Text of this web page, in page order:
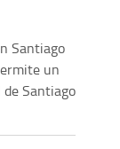
Santiago
un
de Santiago